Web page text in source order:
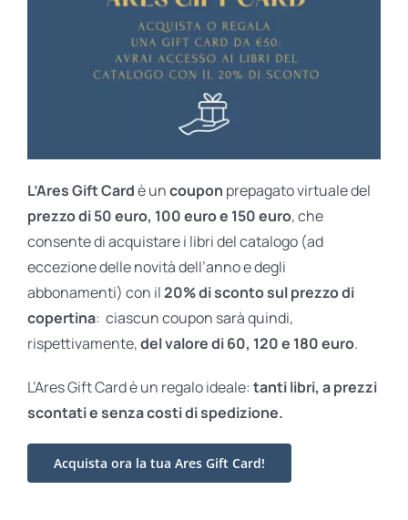
L’Ares Gift Cardè uncoupon prepagato virtuale del
prezzo di 50 euro, 100 euro e 150 euro, che
consente di acquistare i libri del catalogo (ad
eccezione delle novità dell’anno e degli
abbonamenti) con il20% di sconto sul prezzo di
copertina: ciascun coupon sarà quindi,
rispettivamente,del valore di 60, 120 e 180 euro.
L’Ares Gift Card è un regalo ideale: tanti libri, a prezzi
scontati esenza costi di spedizione.
Acquista ora la tua Ares Gift Card!